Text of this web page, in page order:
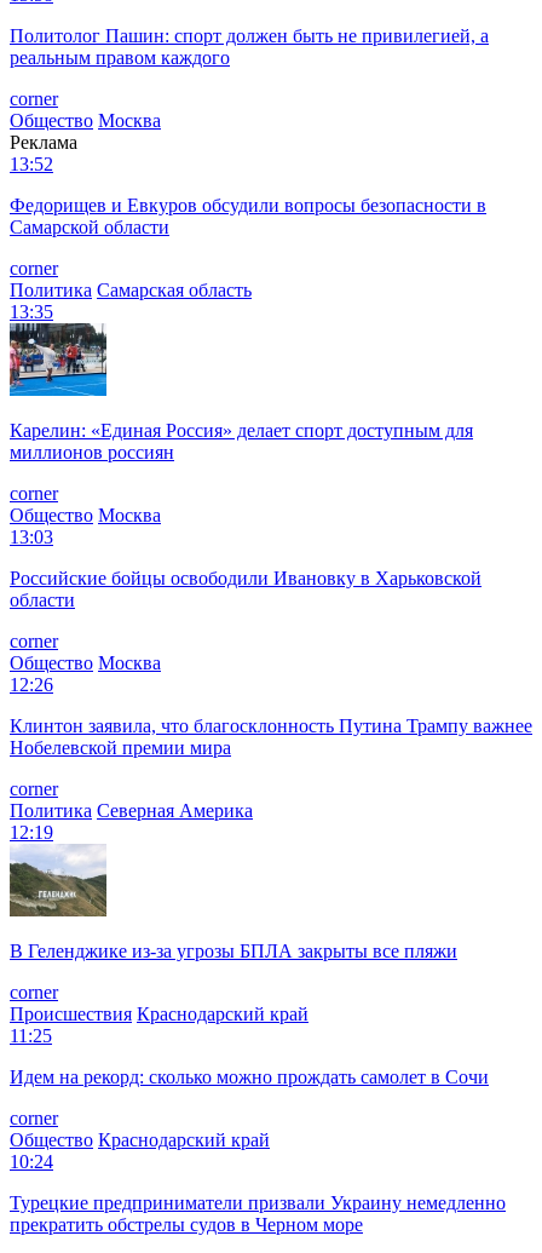
Политолог Пашин: спорт должен быть не привилегией, а
реальным правом каждого
corner
Общество Москва
Реклама
13:52
Федорищев и Евкуров обсудили вопросы безопасности в
Самарской области
corner
Политика Самарская область
13:35
Карелин: «Единая Россия» делает спорт доступным для
миллионов россиян
corner
Общество Москва
13:03
Российские бойцы освободили Ивановку в Харьковской
области
corner
Общество Москва
12:26
Клинтон заявила, что благосклонность Путина Трампу важнее
Нобелевской премии мира
corner
Политика Северная Америка
12:19
В Геленджике из-за угрозы БПЛА закрыты все пляжи
corner
Происшествия Краснодарский край
11:25
Идем на рекорд: сколько можно прождать самолет в Сочи
corner
Общество Краснодарский край
10:24
Турецкие предприниматели призвали Украину немедленно
прекратить обстрелы судов в Черном море